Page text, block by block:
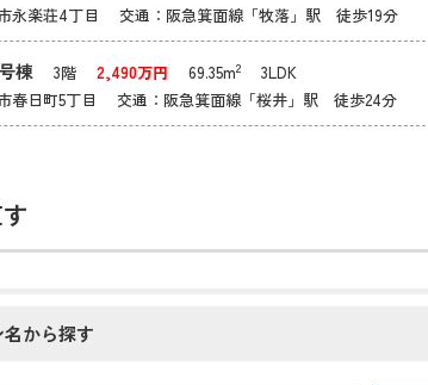
永楽荘4丁目 交通：阪急箕面線「牧落」駅 徒歩19分
棟 3階 2,490万円 69.35m2 3LDK
春日町5丁目 交通：阪急箕面線「桜井」駅 徒歩24分
から探す